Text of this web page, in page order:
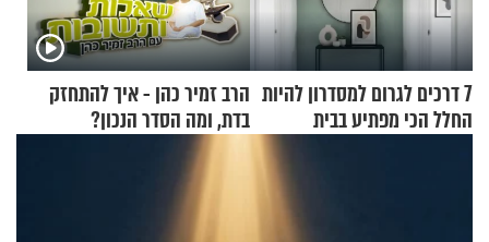
7 דרכים לגרום למסדרון להיות
החלל הכי מפתיע בבית
הרב זמיר כהן - איך להתחזק
בדת, ומה הסדר הנכון?